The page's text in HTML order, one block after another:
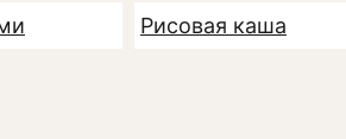
Рисовая каша